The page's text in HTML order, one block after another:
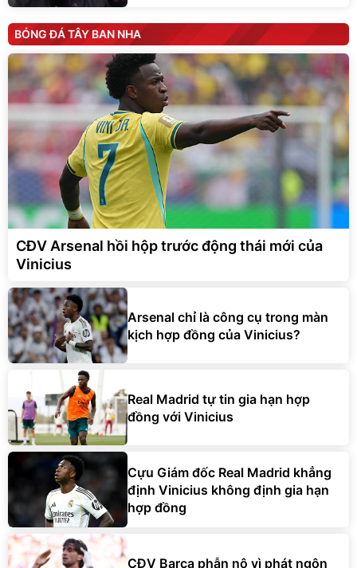
BÓNG ĐÁ TÂY BAN NHA
CĐV Arsenal hồi hộp trước động thái mới của
Vinicius
Arsenal chỉ là công cụ trong màn
kịch hợp đồng của Vinicius?
Real Madrid tự tin gia hạn hợp
đồng với Vinicius
Cựu Giám đốc Real Madrid khẳng
định Vinicius không định gia hạn
hợp đồng
CĐV Barca phẫn nộ vì phát ngôn